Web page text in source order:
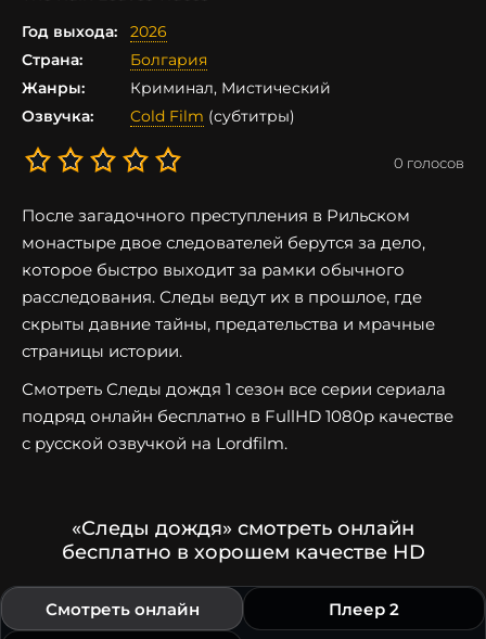
Год выхода:
2026
Страна:
Болгария
Жанры:
Криминал, Мистический
Озвучка:
Cold Film (субтитры)
0 голосов
После загадочного преступления в Рильском
монастыре двое следователей берутся за дело,
которое быстро выходит за рамки обычного
расследования. Следы ведут их в прошлое, где
скрыты давние тайны, предательства и мрачные
страницы истории.
Смотреть Следы дождя 1 сезон все серии сериала
подряд онлайн бесплатно в FullHD 1080p качестве
с русской озвучкой на Lordfilm.
«Следы дождя» смотреть онлайн
бесплатно в хорошем качестве HD
Смотреть онлайн Плеер 2